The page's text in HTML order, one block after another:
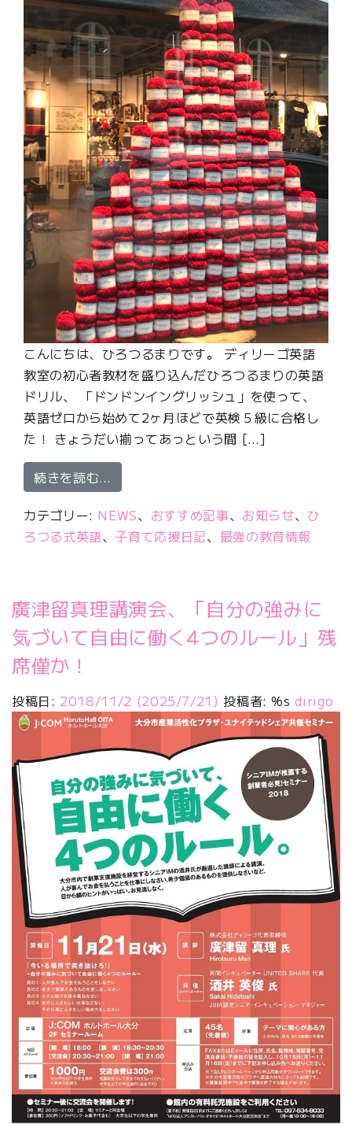
こんにちは、ひろつるまりです。 ディリーゴ英語
教室の初心者教材を盛り込んだひろつるまりの英語
ドリル、 「ドンドンイングリッシュ」を使って、
英語ゼロから始めて2ヶ月ほどで英検５級に合格し
た！ きょうだい揃ってあっという間 […]
続きを読む…
カテゴリー: NEWS、 おすすめ記事、 お知らせ、 ひ
ろつる式英語、子育て応援日記、 最強の教育情報
廣津留真理講演会、「自分の強みに
気づいて自由に働く4つのルール」残
席僅か！
投稿日: 2018/11/2 (2025/7/21) 投稿者: %s dirigo